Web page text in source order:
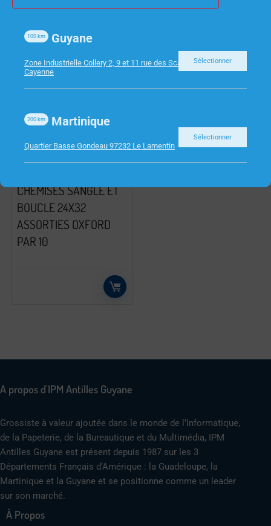
CHEMISES SANGLE ET
BOUCLE 24X32
ASSORTIES OXFORD
PAR 10
A propos d'IPM Antilles Guyane
Grossiste à valeur ajoutée dans le monde de l’Informatique,
de la Papeterie, de la Bureautique et du Multimédia, IPM
Antilles Guyane est présent depuis 1987 sur les 3
Départements Français d’Amérique : la Guadeloupe, la
Martinique et la Guyane et se positionne comme un leader
sur son marché.
À Propos
Guyane
100 km
Zone Industrielle Collery 2, 9 et 11 rue des Scarabees 97300
Cayenne
Sélectionner
Martinique
200 km
Quartier Basse Gondeau 97232 Le Lamentin
Sélectionner